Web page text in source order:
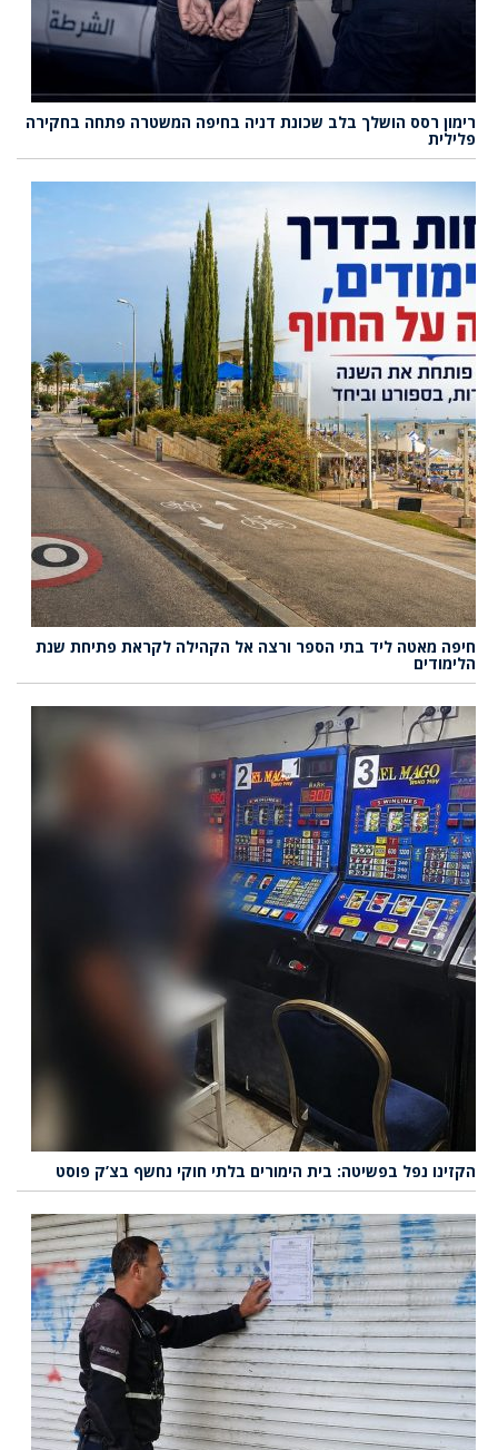
רימון רסס הושלך בלב שכונת דניה בחיפה המשטרה פתחה בחקירה
פלילית
חיפה מאטה ליד בתי הספר ורצה אל הקהילה לקראת פתיחת שנת
הלימודים
הקזינו נפל בפשיטה: בית הימורים בלתי חוקי נחשף בצ’ק פוסט